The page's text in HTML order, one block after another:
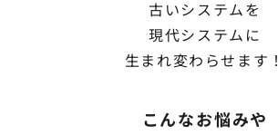
古いシステムを
現代システムに
生まれ変わらせます！
こんなお悩みや